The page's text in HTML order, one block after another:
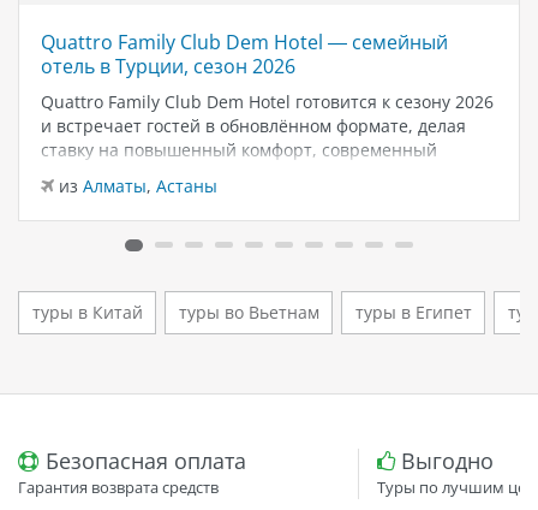
Quattro Family Club Dem Hotel — семейный
отель в Турции, сезон 2026
Quattro Family Club Dem Hotel готовится к сезону 2026
и встречает гостей в обновлённом формате, делая
ставку на повышенный комфорт, современный
дизайн и атмосферу спокойного семейного отдыха у
моря. Отель остаётся популярным выбором для тех,
кто ищет семейный отель в…
из Алматы, Астаны
туры в Китай туры во Вьетнам туры в Египет
Безопасная оплата
Гарантия возврата средств
Выгодно
Туры по лучшим